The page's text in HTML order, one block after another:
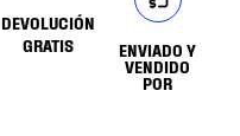
DEVOLUCIÓN
GRATIS
ENVIADO Y
VENDIDO
POR